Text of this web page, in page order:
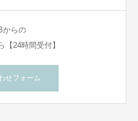
からの
【24時間受付】
せフォーム